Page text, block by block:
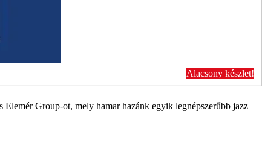
Alacsony készlet!
Elemér Group-ot, mely hamar hazánk egyik legnépszerűbb jazz